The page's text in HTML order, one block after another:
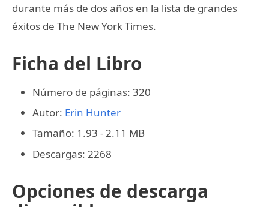
durante más de dos años en la lista de grandes
éxitos de The New York Times.
Ficha del Libro
Número de páginas: 320
Autor: Erin Hunter
Tamaño: 1.93 - 2.11 MB
Descargas: 2268
Opciones de descarga